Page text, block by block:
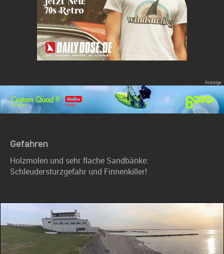
Gefahren
Holzmolen und sehr flache Sandbänke:
Schleudersturzgefahr und Finnenkiller!